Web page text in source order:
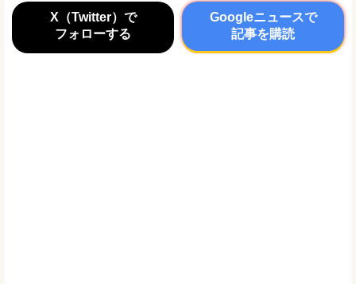
X（Twitter）で
フォローする
Googleニュースで
記事を購読